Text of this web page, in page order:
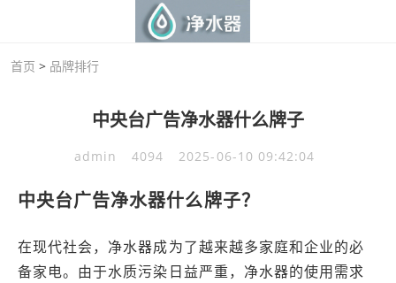
首页 > 品牌排行
中央台广告净水器什么牌子
admin 4094 2025-06-10 09:42:04
中央台广告净水器什么牌子？
在现代社会，净水器成为了越来越多家庭和企业的必
备家电。由于水质污染日益严重，净水器的使用需求